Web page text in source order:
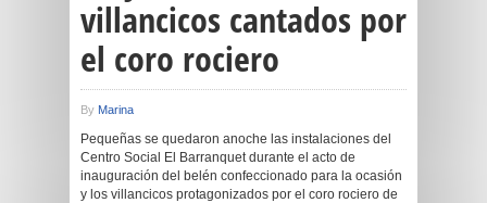
villancicos cantados por
el coro rociero
By Marina
Pequeñas se quedaron anoche las instalaciones del
Centro Social El Barranquet durante el acto de
inauguración del belén confeccionado para la ocasión
y los villancicos protagonizados por el coro rociero de